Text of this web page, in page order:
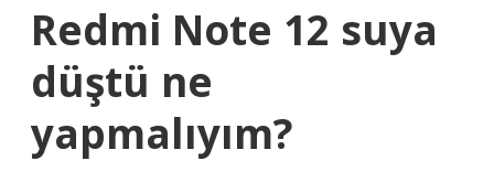
Redmi Note 12 suya
düştü ne
yapmalıyım?